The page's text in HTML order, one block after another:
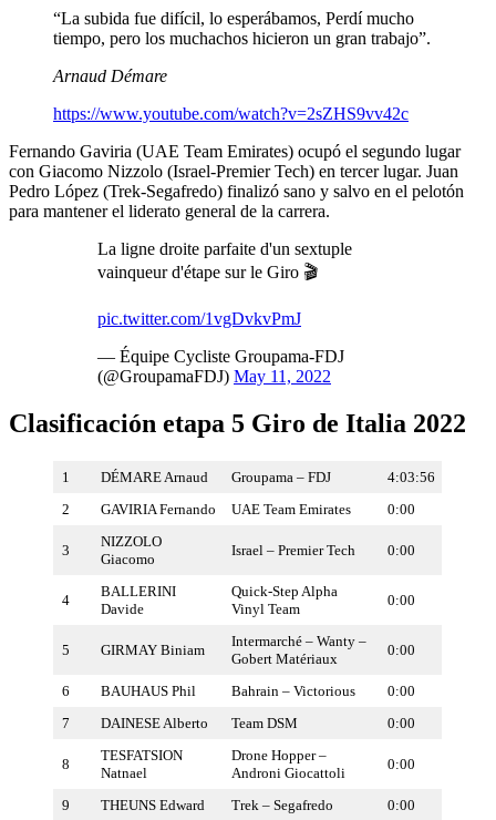
“La subida fue difícil, lo esperábamos, Perdí mucho
tiempo, pero los muchachos hicieron un gran trabajo”.
Arnaud Démare
https://www.youtube.com/watch?v=2sZHS9vv42c
Fernando Gaviria (UAE Team Emirates) ocupó el segundo lugar
con Giacomo Nizzolo (Israel-Premier Tech) en tercer lugar. Juan
Pedro López (Trek-Segafredo) finalizó sano y salvo en el pelotón
para mantener el liderato general de la carrera.
La ligne droite parfaite d'un sextuple
vainqueur d'étape sur le Giro 🎬
pic.twitter.com/1vgDvkvPmJ
— Équipe Cycliste Groupama-FDJ
(@GroupamaFDJ) May 11, 2022
Clasificación etapa 5 Giro de Italia 2022
1 DÉMARE Arnaud Groupama – FDJ
4:03:56
2
GAVIRIA Fernando UAE Team Emirates 0:00
3
NIZZOLO
Giacomo
Israel – Premier Tech 0:00
4
BALLERINI
Davide
Quick-Step Alpha
Vinyl Team
0:00
5 GIRMAY Biniam
Intermarché – Wanty –
Gobert Matériaux
0:00
6 BAUHAUS Phil Bahrain – Victorious
0:00
7
DAINESE Alberto Team DSM 0:00
8
TESFATSION
Natnael
Drone Hopper –
Androni Giocattoli
0:00
9 THEUNS Edward Trek – Segafredo 0:00